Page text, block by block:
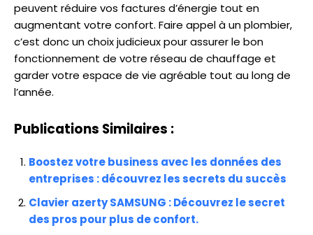
peuvent réduire vos factures d’énergie tout en
augmentant votre confort. Faire appel à un plombier,
c’est donc un choix judicieux pour assurer le bon
fonctionnement de votre réseau de chauffage et
garder votre espace de vie agréable tout au long de
l’année.
Publications Similaires :
Boostez votre business avec les données des
entreprises : découvrez les secrets du succès
Clavier azerty SAMSUNG : Découvrez le secret
des pros pour plus de confort.